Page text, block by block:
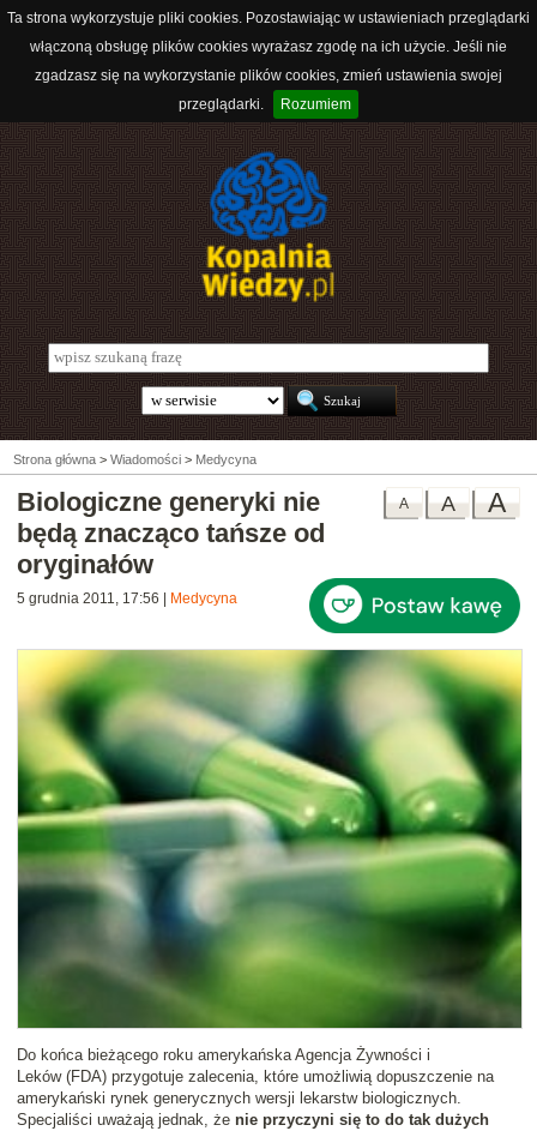
Ta strona wykorzystuje pliki cookies. Pozostawiając w ustawieniach przeglądarki
włączoną obsługę plików cookies wyrażasz zgodę na ich użycie. Jeśli nie
zgadzasz się na wykorzystanie plików cookies, zmień ustawienia swojej
przeglądarki.
Rozumiem
Strona główna > Wiadomości > Medycyna
A
A
A
Biologiczne generyki nie
będą znacząco tańsze od
oryginałów
5 grudnia 2011, 17:56 Medycyna
Do końca bieżącego roku amerykańska Agencja Żywności i
Leków (FDA) przygotuje zalecenia, które umożliwią dopuszczenie na
amerykański rynek generycznych wersji lekarstw biologicznych.
Specjaliści uważają jednak, że nie przyczyni się to do tak dużych